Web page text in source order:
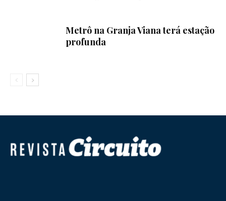
Metrô na Granja Viana terá estação
profunda